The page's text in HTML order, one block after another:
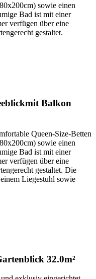
sowie einen
Bad ist mit einer
verfügen über eine
gestaltet.
mit Balkon
Queen-Size-Betten
sowie einen
Bad ist mit einer
verfügen über eine
gestaltet. Die
Liegestuhl sowie
32.0m²